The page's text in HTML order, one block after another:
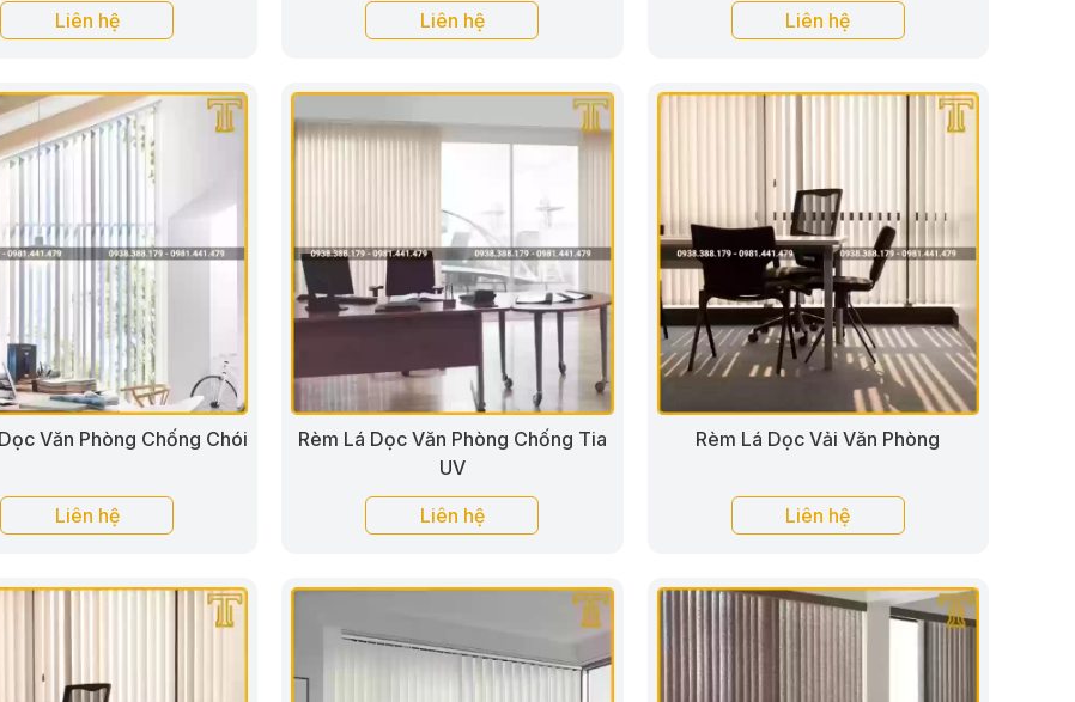
Liên hệ
Liên hệ Liên hệ
Văn Phòng Chống Chói
Liên hệ
Rèm Lá Dọc Văn Phòng Chống Tia
UV
Liên hệ
Rèm Lá Dọc Vải Văn Phòng
Liên hệ